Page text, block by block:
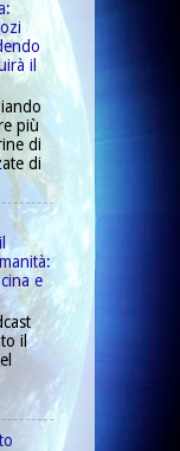
il
più
di
di
e
il